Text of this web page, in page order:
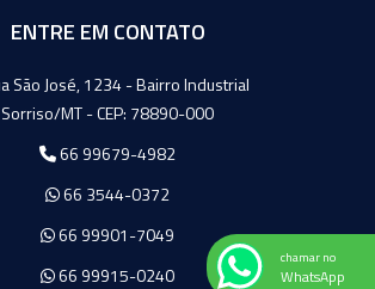
ENTRE EM CONTATO
Agromeq
São José, 1234 - Bairro Industrial
Sorriso/MT - CEP: 78890-000
66 99679-4982
66 3544-0372
66 99901-7049
66 99915-0240
chamar no
WhatsApp